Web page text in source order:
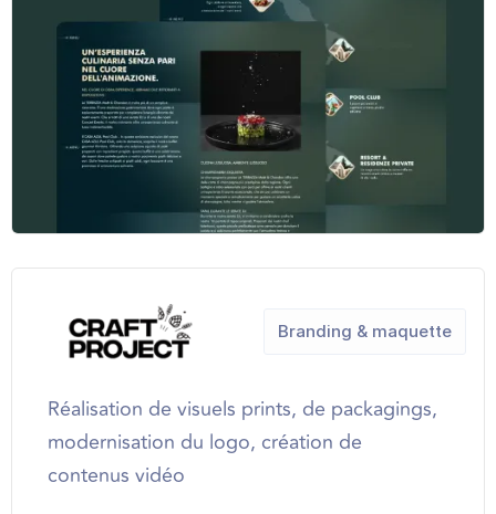
Réalisation de visuels prints, de packagings,
modernisation du logo, création de
contenus vidéo
Branding & maquette